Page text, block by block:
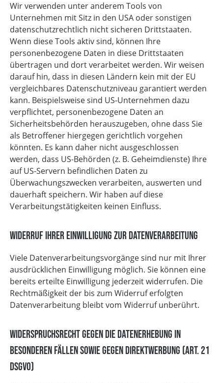
Wir verwenden unter anderem Tools von
Unternehmen mit Sitz in den USA oder sonstigen
datenschutzrechtlich nicht sicheren Drittstaaten.
Wenn diese Tools aktiv sind, können Ihre
personenbezogene Daten in diese Drittstaaten
übertragen und dort verarbeitet werden. Wir weisen
darauf hin, dass in diesen Ländern kein mit der EU
vergleichbares Datenschutzniveau garantiert werden
kann. Beispielsweise sind US-Unternehmen dazu
verpflichtet, personenbezogene Daten an
Sicherheitsbehörden herauszugeben, ohne dass Sie
als Betroffener hiergegen gerichtlich vorgehen
könnten. Es kann daher nicht ausgeschlossen
werden, dass US-Behörden (z. B. Geheimdienste) Ihre
auf US-Servern befindlichen Daten zu
Überwachungszwecken verarbeiten, auswerten und
dauerhaft speichern. Wir haben auf diese
Verarbeitungstätigkeiten keinen Einfluss.
Widerruf Ihrer Einwilligung zur Datenverarbeitung
Viele Datenverarbeitungsvorgänge sind nur mit Ihrer
ausdrücklichen Einwilligung möglich. Sie können eine
bereits erteilte Einwilligung jederzeit widerrufen. Die
Rechtmäßigkeit der bis zum Widerruf erfolgten
Datenverarbeitung bleibt vom Widerruf unberührt.
Widerspruchsrecht gegen die Datenerhebung in
besonderen Fällen sowie gegen Direktwerbung (Art. 21
DSGVO)